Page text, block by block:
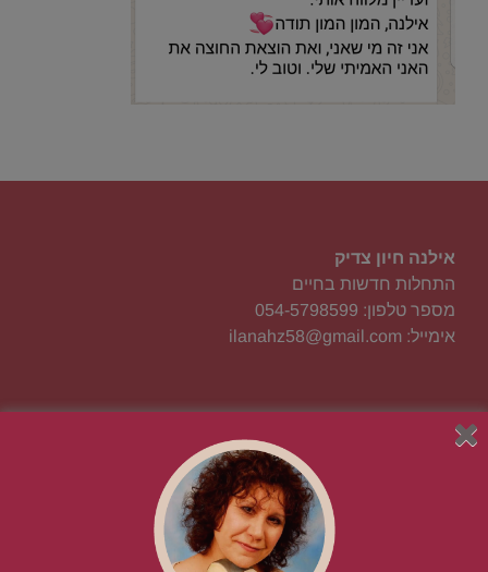
אילנה חיון צדיק
התחלות חדשות בחיים
מספר טלפון: 054-5798599
אימייל: ilanahz58@gmail.com